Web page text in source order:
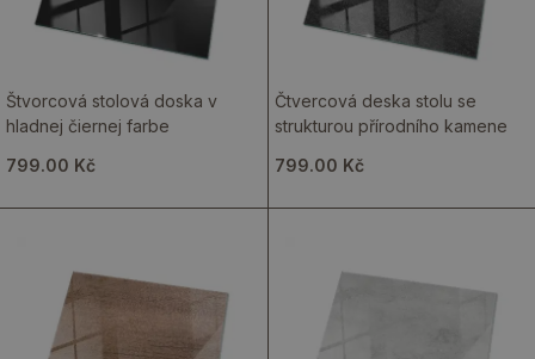
Štvorcová stolová doska v
hladnej čiernej farbe
799.00 Kč
Čtvercová deska stolu se
strukturou přírodního kamene
799.00 Kč